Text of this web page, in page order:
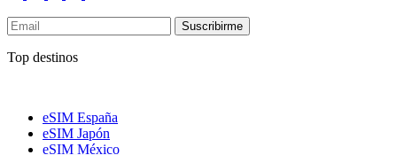
Suscribirme
Top destinos
eSIM España
eSIM Japón
eSIM México